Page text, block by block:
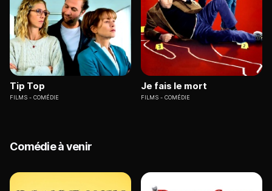
Tip Top
FILMS COMÉDIE
Je fais le mort
FILMS COMÉDIE
Comédie à venir